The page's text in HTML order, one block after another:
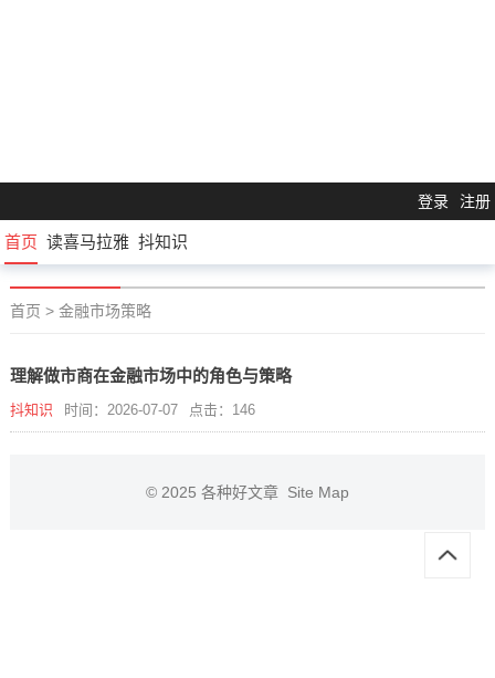
登录 注册
首页 读喜马拉雅 抖知识
首页 > 金融市场策略
理解做市商在金融市场中的角色与策略
抖知识 时间：2026-07-07 点击：146
© 2025 各种好文章 Site Map